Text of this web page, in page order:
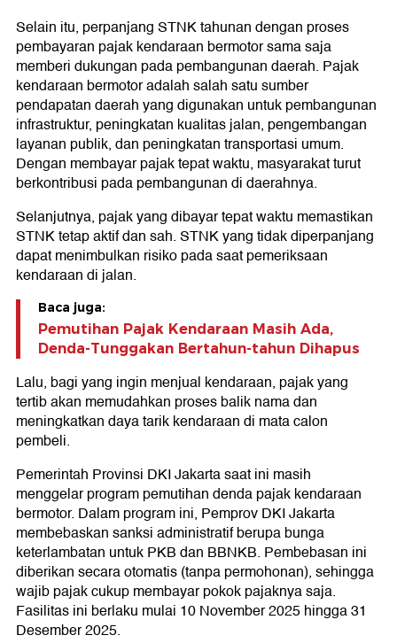
Selain itu, perpanjang STNK tahunan dengan proses
pembayaran pajak kendaraan bermotor sama saja
memberi dukungan pada pembangunan daerah. Pajak
kendaraan bermotor adalah salah satu sumber
pendapatan daerah yang digunakan untuk pembangunan
infrastruktur, peningkatan kualitas jalan, pengembangan
layanan publik, dan peningkatan transportasi umum.
Dengan membayar pajak tepat waktu, masyarakat turut
berkontribusi pada pembangunan di daerahnya.
Selanjutnya, pajak yang dibayar tepat waktu memastikan
STNK tetap aktif dan sah. STNK yang tidak diperpanjang
dapat menimbulkan risiko pada saat pemeriksaan
kendaraan di jalan.
Baca juga:
Pemutihan Pajak Kendaraan Masih Ada,
Denda-Tunggakan Bertahun-tahun Dihapus
Lalu, bagi yang ingin menjual kendaraan, pajak yang
tertib akan memudahkan proses balik nama dan
meningkatkan daya tarik kendaraan di mata calon
pembeli.
Pemerintah Provinsi DKI Jakarta saat ini masih
menggelar program pemutihan denda pajak kendaraan
bermotor. Dalam program ini, Pemprov DKI Jakarta
membebaskan sanksi administratif berupa bunga
keterlambatan untuk PKB dan BBNKB. Pembebasan ini
diberikan secara otomatis (tanpa permohonan), sehingga
wajib pajak cukup membayar pokok pajaknya saja.
Fasilitas ini berlaku mulai 10 November 2025 hingga 31
Desember 2025.